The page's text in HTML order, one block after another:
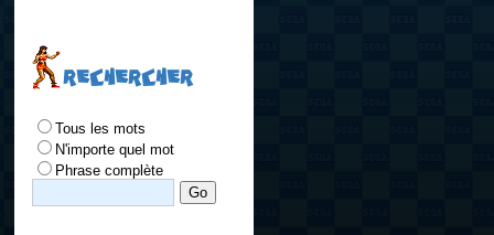
RECHERCHER
Tous les mots
N'importe quel mot
Phrase complète